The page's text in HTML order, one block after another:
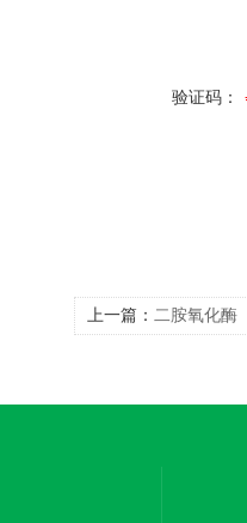
验证码：
上一篇： 二胺氧化酶